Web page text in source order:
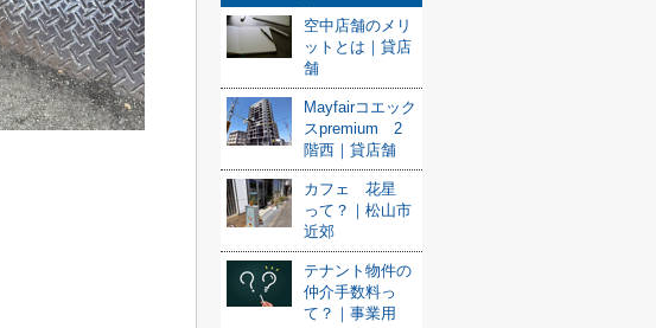
空中店舗のメリ
ットとは｜貸店
舗
Mayfairコエック
スpremium 2
階西｜貸店舗
カフェ 花星
って？｜松山市
近郊
テナント物件の
仲介手数料っ
て？｜事業用